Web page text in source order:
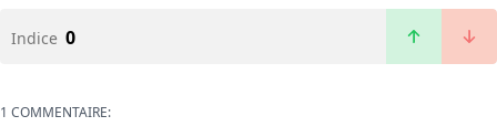
Indice 0
1 COMMENTAIRE: